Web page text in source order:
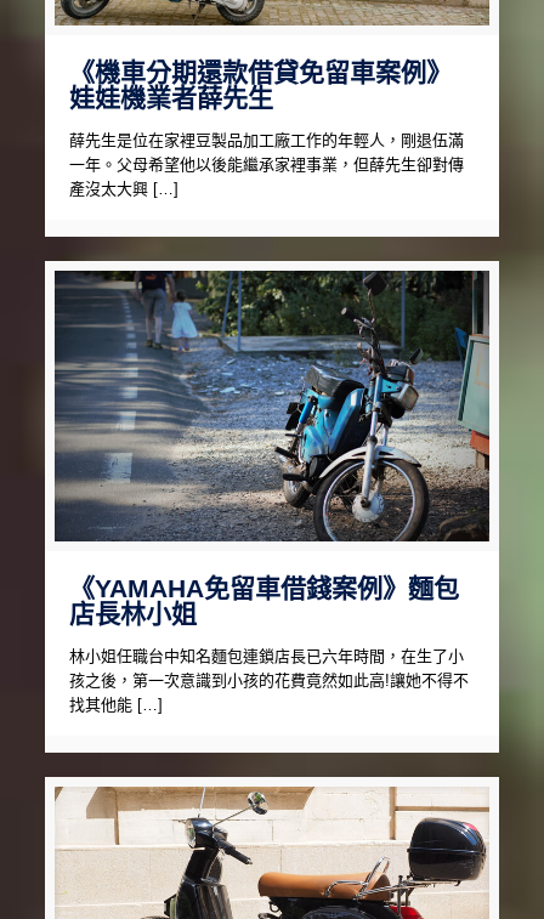
《機車分期還款借貸免留車案例》
娃娃機業者薛先生
薛先生是位在家裡豆製品加工廠工作的年輕人，剛退伍滿
一年。父母希望他以後能繼承家裡事業，但薛先生卻對傳
產沒太大興 […]
《YAMAHA免留車借錢案例》麵包
店長林小姐
林小姐任職台中知名麵包連鎖店長已六年時間，在生了小
孩之後，第一次意識到小孩的花費竟然如此高!讓她不得不
找其他能 […]